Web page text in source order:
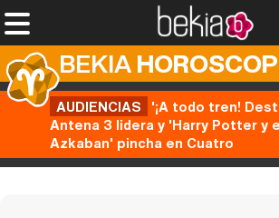
BEKIA
AUDIENCIAS '¡A todo tren!
Antena 3 lidera y 'Harry Potter y
Azkaban' pincha en Cuatro